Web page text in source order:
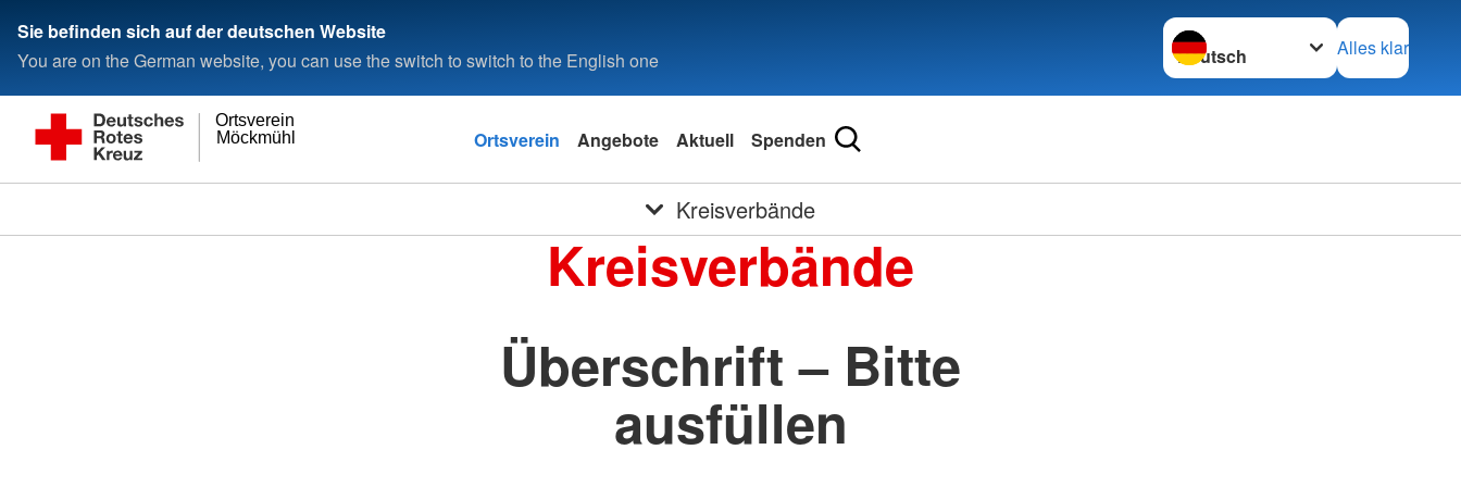
Sie befinden sich auf der deutschen Website
You are on the German website, you can use the switch to switch to the English one
Sprache wechseln zu
Alles klar
Möckmühl
Ortsverein
Ortsverein Angebote Aktuell Spenden
Kreisverbände
Kreisverbände
Überschrift – Bitte
ausfüllen